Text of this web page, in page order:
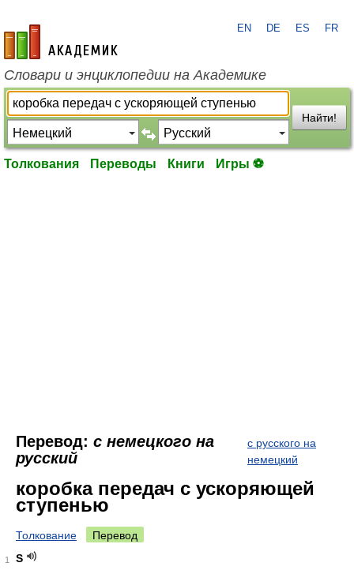
academic.ru
EN DE ES FR
Словари и энциклопедии на Академике
Найти!
Толкования Переводы Книги Игры ⚽
Перевод: с немецкого на
русский
с русского на
немецкий
коробка передач с ускоряющей
ступенью
Толкование Перевод
1
S